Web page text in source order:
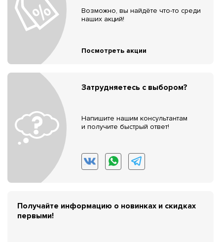
Возможно, вы найдёте что-то среди
наших акций!
Посмотреть акции
Затрудняетесь с выбором?
Напишите нашим консультантам
и получите быстрый ответ!
Получайте информацию о новинках и скидках
первыми!